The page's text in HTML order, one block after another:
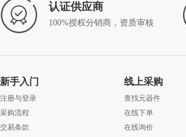
认证供应商
100%授权分销商，资质审核
新手入门
注册与登录
采购流程
交易条款
线上采购
查找元器件
在线下单
在线询价